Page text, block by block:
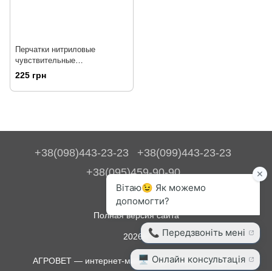
Перчатки нитриловые
чувствительные
неопудренные
225 грн
+38(098)443-23-23
+38(099)443-23-23
+38(095)459-90-90
Контакты
Полная версия сайта
2026©
АГРОВЕТ — интернет-магазин для животноводства